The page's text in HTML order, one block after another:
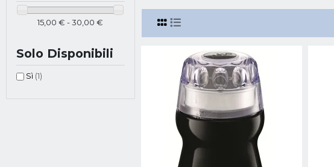
polvere caffè, ma anche spezie e frutta secca,
pulsante a pressione, con un contenitore della
all'interno potenti lame in acciaio inox, che
con un doppio sistema di sicurezza e facile da
Macina Caffè in
15,00 € - 30,00 €
Solo Disponibili
Sì (1)